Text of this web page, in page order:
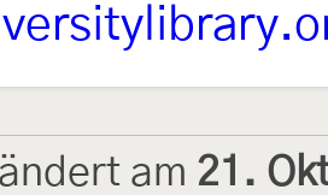
am 21.